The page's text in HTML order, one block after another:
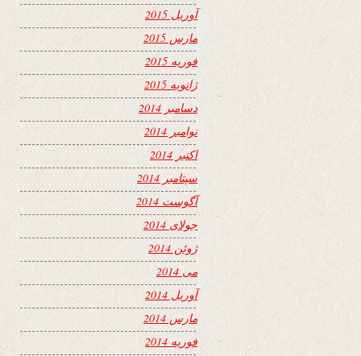
آوریل 2015
مارس 2015
فوریه 2015
ژانویه 2015
دسامبر 2014
نوامبر 2014
اکتبر 2014
سپتامبر 2014
آگوست 2014
جولای 2014
ژوئن 2014
می 2014
آوریل 2014
مارس 2014
فوریه 2014